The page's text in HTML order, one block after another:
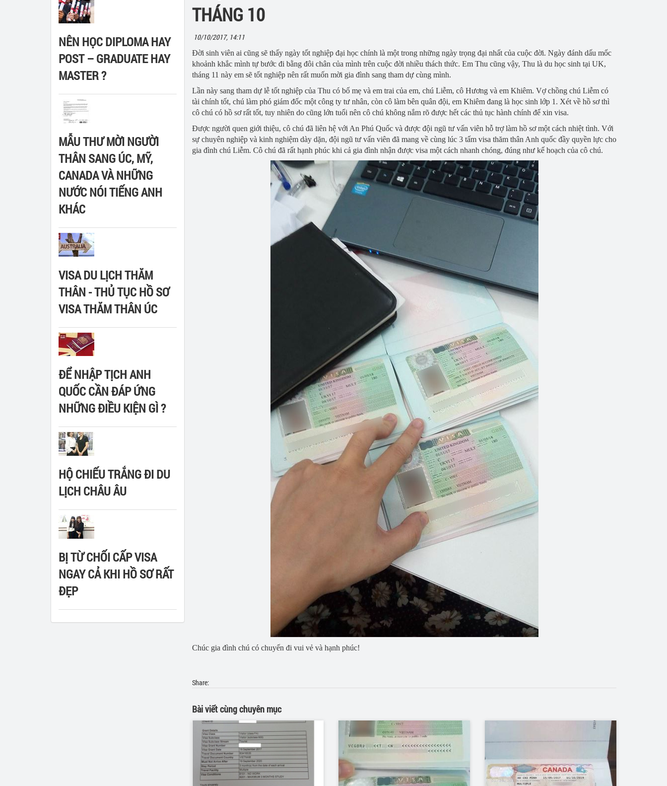
Du học Nhật Bản
Community College
High school
A-level
Du học chương trình dự bị đại học
Du học chương trình Đại học
Singapore
Anh
THÁNG 10
10/10/2017, 14:11
Đời sinh viên ai cũng sẽ thấy ngày tốt nghiệp đại học chính là một trong những ngày trọng đại nhất của cuộc đời. Ngày đánh dấu mốc
khoảnh khắc mình tự bước đi bằng đôi chân của mình trên cuộc đời nhiều thách thức. Em Thu cũng vậy, Thu là du học sinh tại UK,
tháng 11 này em sẽ tốt nghiệp nên rất muốn mời gia đình sang tham dự cùng mình.
Lần này sang tham dự lễ tốt nghiệp của Thu có bố mẹ và em trai của em, chú Liễm, cô Hương và em Khiêm. Vợ chồng chú Liễm có
tài chính tốt, chú làm phó giám đốc một công ty tư nhân, còn cô làm bên quân đội, em Khiêm đang là học sinh lớp 1. Xét về hồ sơ thì
cô chú có hồ sơ rất tốt, tuy nhiên do cũng lớn tuổi nên cô chú không nắm rõ được hết các thủ tục hành chính để xin visa.
Được người quen giới thiệu, cô chú đã liên hệ với An Phú Quốc và được đội ngũ tư vấn viên hỗ trợ làm hồ sơ một cách nhiệt tình. Với
sự chuyên nghiệp và kinh nghiệm dày dặn, đội ngũ tư vấn viên đã mang về cùng lúc 3 tấm visa thăm thân Anh quốc đầy quyền lực cho
gia đình chú Liễm. Cô chú đã rất hạnh phúc khi cả gia đình nhận được visa một cách nhanh chóng, đúng như kế hoạch của cô chú.
Chúc gia đình chú có chuyến đi vui vẻ và hạnh phúc!
Share:
Bài viết cùng chuyên mục
NÊN HỌC DIPLOMA HAY
POST – GRADUATE HAY
MASTER ?
MẪU THƯ MỜI NGƯỜI
THÂN SANG ÚC, MỸ,
CANADA VÀ NHỮNG
NƯỚC NÓI TIẾNG ANH
KHÁC
VISA DU LỊCH THĂM
THÂN - THỦ TỤC HỒ SƠ
VISA THĂM THÂN ÚC
ĐỂ NHẬP TỊCH ANH
QUỐC CẦN ĐÁP ỨNG
NHỮNG ĐIỀU KIỆN GÌ ?
HỘ CHIẾU TRẮNG ĐI DU
LỊCH CHÂU ÂU
BỊ TỪ CHỐI CẤP VISA
NGAY CẢ KHI HỒ SƠ RẤT
ĐẸP